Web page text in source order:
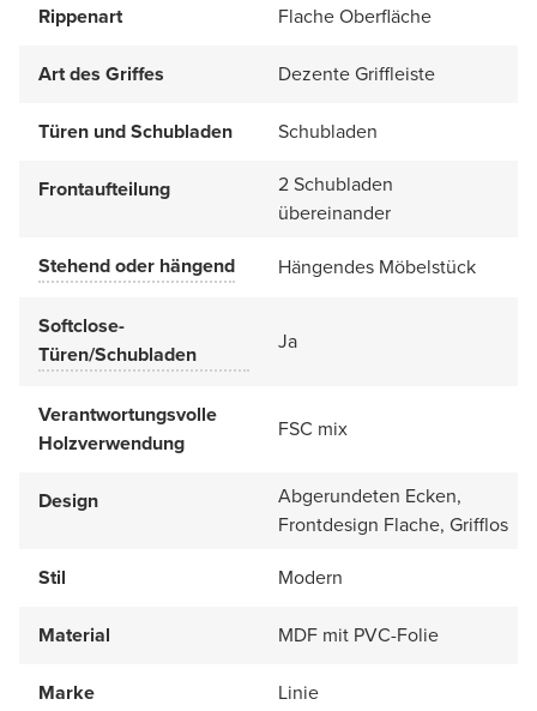
Rippenart Flache Oberfläche
Art des Griffes Dezente Griffleiste
Türen und Schubladen Schubladen
Frontaufteilung
2 Schubladen
übereinander
Stehend oder hängend
Hängendes Möbelstück
Softclose-
Türen/Schubladen
Ja
Verantwortungsvolle
Holzverwendung
FSC mix
Design
Abgerundeten Ecken,
Frontdesign Flache, Grifflos
Stil
Modern
Material MDF mit PVC-Folie
Marke Linie